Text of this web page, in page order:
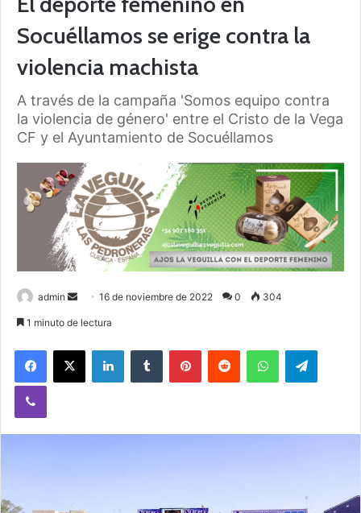
Socuéllamos se erige contra la
violencia machista
A través de la campaña 'Somos equipo contra
la violencia de género' entre el Cristo de la Vega
CF y el Ayuntamiento de Socuéllamos
admin
e
m
16 de noviembre de 2022 0 304
1 minuto de lectura